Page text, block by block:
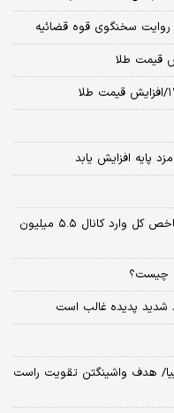
سخنگوی قوه قضائیه
پایه افزایش یابد
رشد بورس در اولین روز معاملات هفته/ شاخص کل وارد کانال ۵.۵ میلیون
چیست؟
شدید پدیده غالب است
هدف واشینگتن تقویت راست